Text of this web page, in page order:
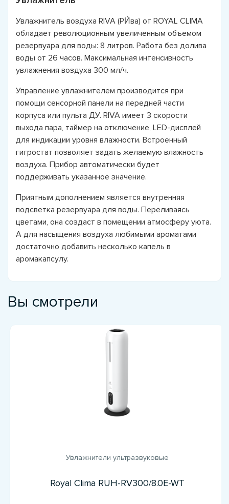
Увлажнитель воздуха RIVA (РИ́ва) от ROYAL CLIMA
обладает революционным увеличенным объемом
резервуара для воды: 8 литров. Работа без долива
воды от 26 часов. Максимальная интенсивность
увлажнения воздуха 300 мл/ч.
Управление увлажнителем производится при
помощи сенсорной панели на передней части
корпуса или пульта ДУ. RIVA имеет 3 скорости
выхода пара, таймер на отключение, LED-дисплей
для индикации уровня влажности. Встроенный
гигростат позволяет задать желаемую влажность
воздуха. Прибор автоматически будет
поддерживать указанное значение.
Приятным дополнением является внутренняя
подсветка резервуара для воды. Переливаясь
цветами, она создаст в помещении атмосферу уюта.
А для насыщения воздуха любимыми ароматами
достаточно добавить несколько капель в
аромакапсулу.
Вы смотрели
Увлажнители ультразвуковые
Royal Clima RUH-RV300/8.0E-WT